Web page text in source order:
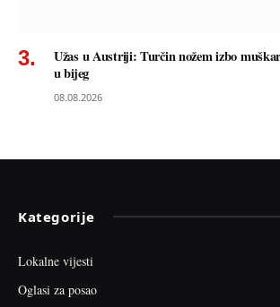
Užas u Austriji: Turčin nožem izbo
u bijeg
08.08.2026
Kategorije
Lokalne vijesti
Oglasi za posao